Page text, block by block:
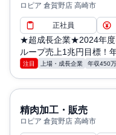
ロピア 倉賀野店 高崎市
正社員
★超成長企業★2024年度
ループ売上1兆円目標！
注目 上場・成長企業 年収450
精肉加工・販売
ロピア 倉賀野店 高崎市